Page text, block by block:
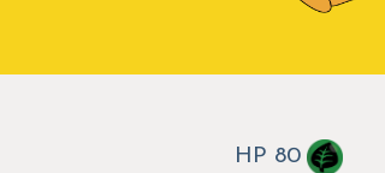
HP 80